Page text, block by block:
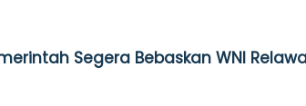
Segera Bebaskan WNI